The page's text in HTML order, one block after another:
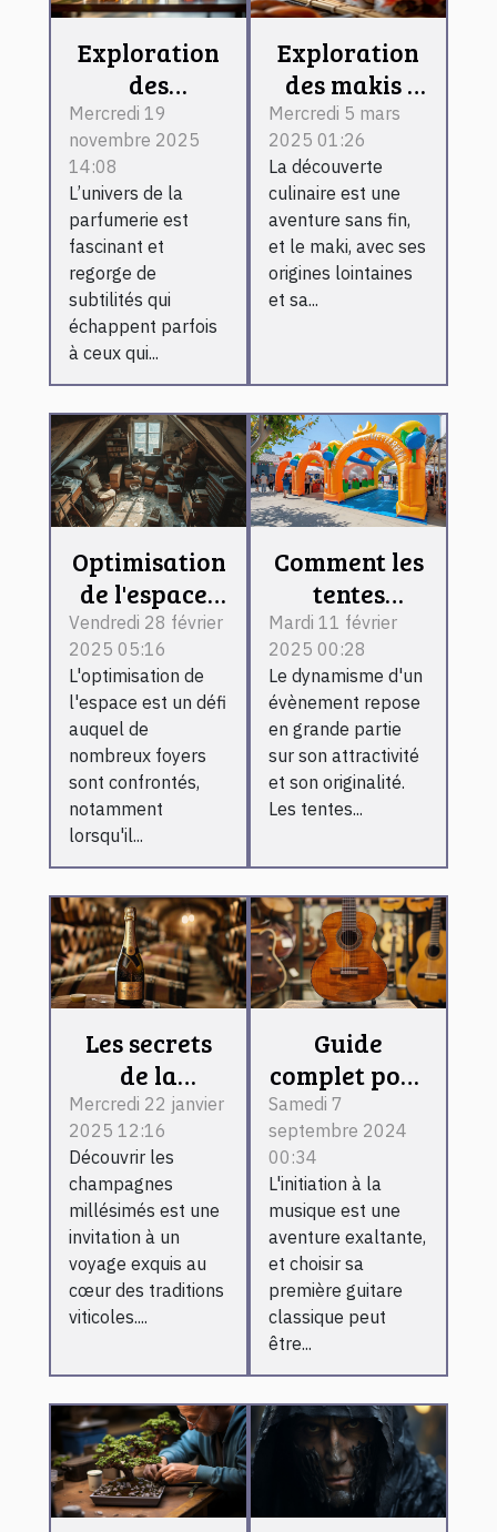
Exploration
des
différences
entre les
types de
parfums
classiques
Mercredi 19
novembre 2025
14:08
L’univers de la
parfumerie est
fascinant et
regorge de
subtilités qui
échappent parfois
à ceux qui...
Exploration
des makis :
ingrédients,
préparation
et conseils
pratiques
Mercredi 5 mars
2025 01:26
La découverte
culinaire est une
aventure sans fin,
et le maki, avec ses
origines lointaines
et sa...
Optimisation
de l'espace :
stratégies
efficaces
pour vider
caves et
greniers
Vendredi 28 février
2025 05:16
L'optimisation de
l'espace est un défi
auquel de
nombreux foyers
sont confrontés,
notamment
lorsqu'il...
Comment les
tentes
publicitaires
gonflables
peuvent
dynamiser
vos
évènements
Mardi 11 février
2025 00:28
Le dynamisme d'un
évènement repose
en grande partie
sur son attractivité
et son originalité.
Les tentes...
Les secrets
de la
fabrication
des
champagnes
millésimés
expliqués
Mercredi 22 janvier
2025 12:16
Découvrir les
champagnes
millésimés est une
invitation à un
voyage exquis au
cœur des traditions
viticoles....
Guide
complet pour
choisir une
guitare
classique
pour
débutants
Samedi 7
septembre 2024
00:34
L'initiation à la
musique est une
aventure exaltante,
et choisir sa
première guitare
classique peut
être...